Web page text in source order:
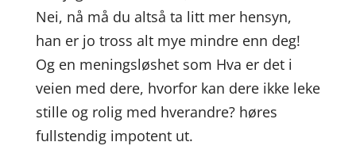
Nei, nå må du altså ta litt mer hensyn,
han er jo tross alt mye mindre enn deg!
Og en meningsløshet som Hva er det i
veien med dere, hvorfor kan dere ikke leke
stille og rolig med hverandre? høres
fullstendig impotent ut.